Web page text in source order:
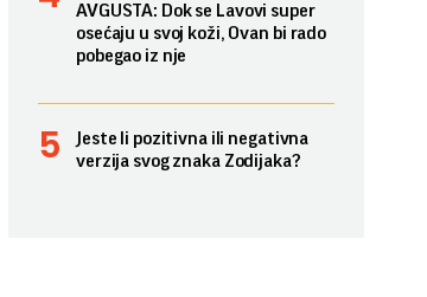
AVGUSTA: Dok se Lavovi super
osećaju u svoj koži, Ovan bi rado
pobegao iz nje
Jeste li pozitivna ili negativna
verzija svog znaka Zodijaka?